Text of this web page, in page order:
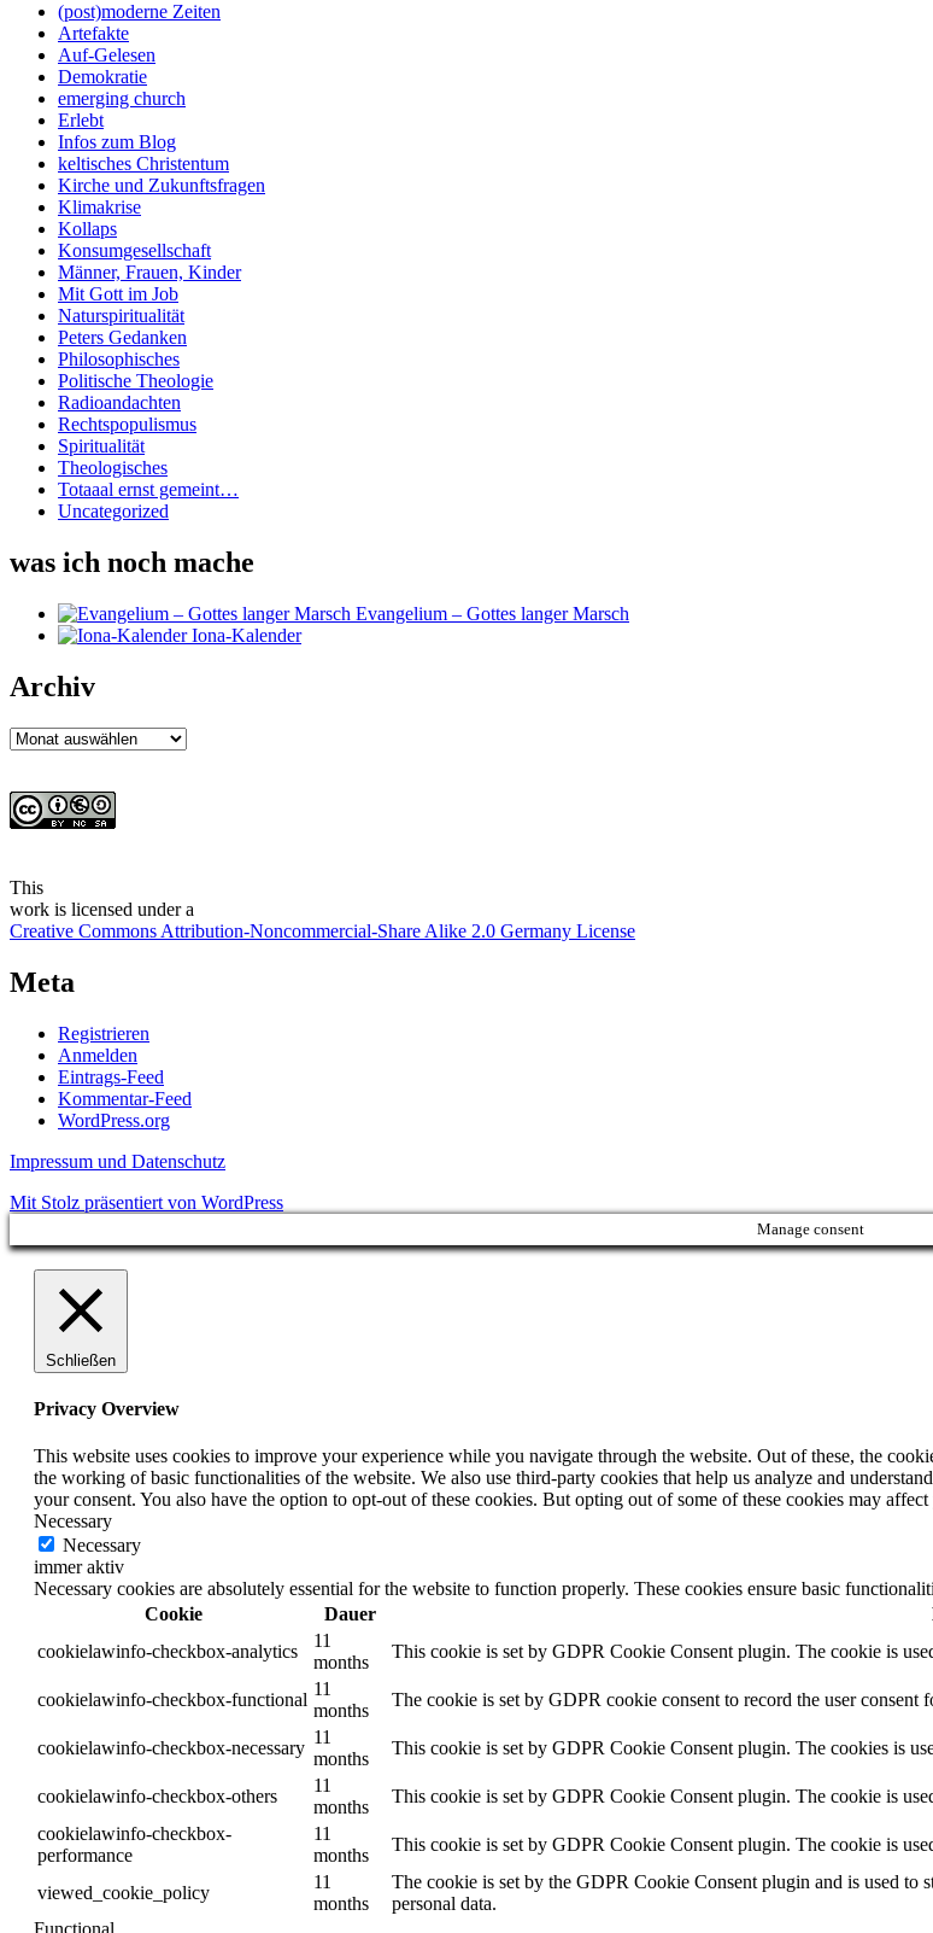
(post)moderne Zeiten
Artefakte
Auf-Gelesen
Demokratie
emerging church
Erlebt
Infos zum Blog
keltisches Christentum
Kirche und Zukunftsfragen
Klimakrise
Kollaps
Konsumgesellschaft
Männer, Frauen, Kinder
Mit Gott im Job
Naturspiritualität
Peters Gedanken
Philosophisches
Politische Theologie
Radioandachten
Rechtspopulismus
Spiritualität
Theologisches
Totaaal ernst gemeint…
Uncategorized
was ich noch mache
Evangelium – Gottes langer Marsch
Iona-Kalender
Archiv
Archiv
This
work is licensed under a
Creative Commons Attribution-Noncommercial-Share Alike 2.0 Germany License
Meta
Registrieren
Anmelden
Eintrags-Feed
Kommentar-Feed
WordPress.org
Impressum und Datenschutz
Mit Stolz präsentiert von WordPress
Manage consent
Schließen
Privacy Overview
This website uses cookies to improve your experience while you navigate through the website. Out of these, the
the working of basic functionalities of the website. We also use third-party cookies that help us analyze and
your consent. You also have the option to opt-out of these cookies. But opting out of some of these cookies may
Necessary
Necessary
immer aktiv
Necessary cookies are absolutely essential for the website to function properly. These cookies ensure basic
Cookie
Dauer
cookielawinfo-checkbox-analytics
11
months
This cookie is set by GDPR Cookie Consent plugin. The cookie is
cookielawinfo-checkbox-functional
11
months
The cookie is set by GDPR cookie consent to record the user
cookielawinfo-checkbox-necessary
11
months
This cookie is set by GDPR Cookie Consent plugin. The cookies is
cookielawinfo-checkbox-others
11
months
This cookie is set by GDPR Cookie Consent plugin. The cookie is
cookielawinfo-checkbox-
performance
11
months
This cookie is set by GDPR Cookie Consent plugin. The cookie is
viewed_cookie_policy
11
months
The cookie is set by the GDPR Cookie Consent plugin and is used to
personal data.
Functional